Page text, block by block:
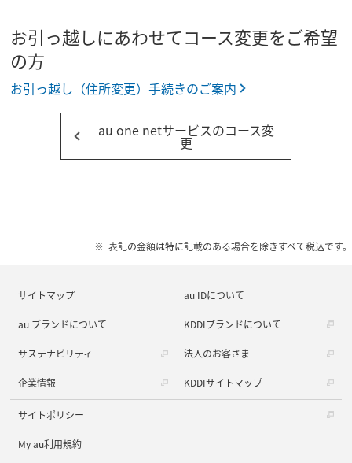
お引っ越しにあわせてコース変更をご希望
の方
お引っ越し（住所変更）手続きのご案内
au one netサービスのコース変
更
表記の金額は特に記載のある場合を除きすべて税込です。
サイトマップ au IDについて
au ブランドについて KDDIブランドについて
サステナビリティ 法人のお客さま
企業情報 KDDIサイトマップ
サイトポリシー
My au利用規約